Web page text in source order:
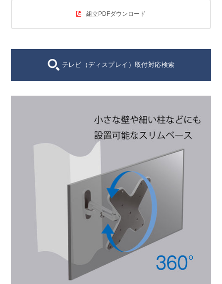
組立PDFダウンロード
テレビ（ディスプレイ）取付対応検索